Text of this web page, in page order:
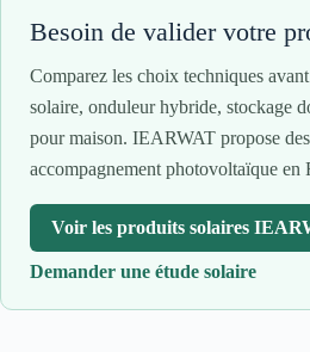
Besoin de valider votre
Comparez les choix techniques
solaire, onduleur hybride, stockage
pour maison. IEARWAT propose
accompagnement photovoltaïque en
Voir les produits solaires
Demander une étude solaire